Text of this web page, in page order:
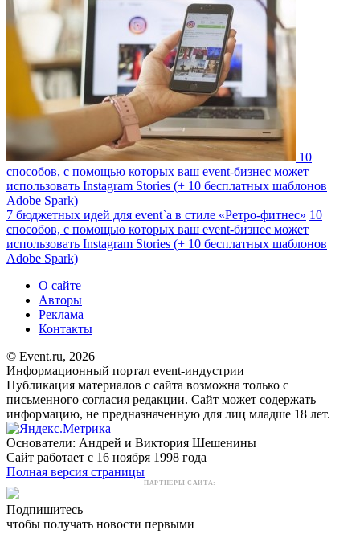
10
способов, с помощью которых ваш event-бизнес может
использовать Instagram Stories (+ 10 бесплатных шаблонов
Adobe Spark)
7 бюджетных идей для event`а в стиле «Ретро-фитнес» 10
способов, с помощью которых ваш event-бизнес может
использовать Instagram Stories (+ 10 бесплатных шаблонов
Adobe Spark)
О сайте
Авторы
Реклама
Контакты
© Event.ru, 2026
Информационный портал event-индустрии
Публикация материалов с сайта возможна только с
письменного согласия редакции. Сайт может содержать
информацию, не предназначенную для лиц младше 18 лет.
Основатели: Андрей и Виктория Шешенины
Сайт работает с 16 ноября 1998 года
Полная версия страницы
ПАРТНЕРЫ САЙТА:
Подпишитесь
чтобы получать новости первыми